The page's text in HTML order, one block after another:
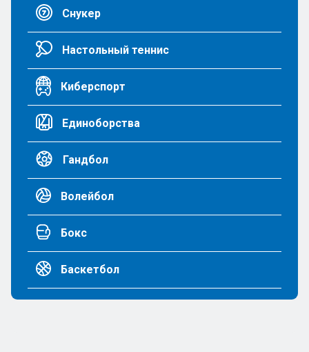
Снукер
Настольный теннис
Киберспорт
Единоборства
Гандбол
Волейбол
Бокс
Баскетбол